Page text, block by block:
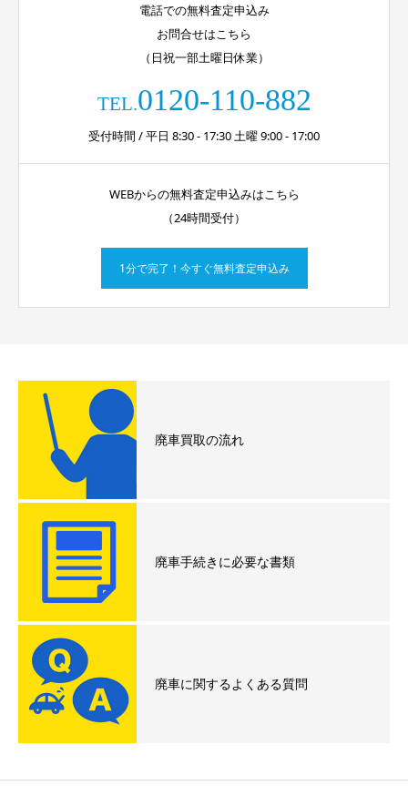
電話での無料査定申込み
お問合せはこちら
（日祝一部土曜日休業）
TEL.0120-110-882
受付時間 / 平日 8:30 - 17:30 土曜 9:00 - 17:00
WEBからの無料査定申込みはこちら
（24時間受付）
1分で完了！今すぐ無料査定申込み
廃車買取の流れ
廃車手続きに必要な書類
廃車に関するよくある質問